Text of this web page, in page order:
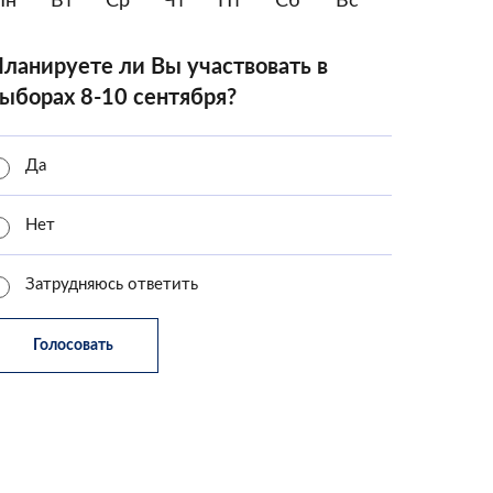
ли Вы участвовать в
8-10 сентября?
Да
Нет
Затрудняюсь ответить